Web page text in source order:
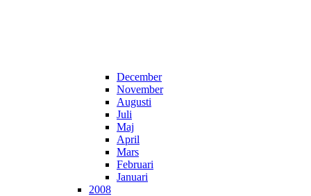
December
November
Augusti
Juli
Maj
April
Mars
Februari
Januari
2008